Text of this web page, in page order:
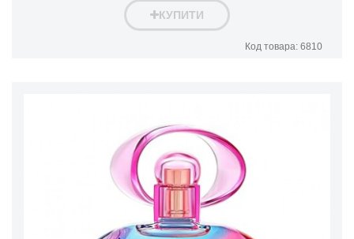
КУПИТИ
Код товара: 6810